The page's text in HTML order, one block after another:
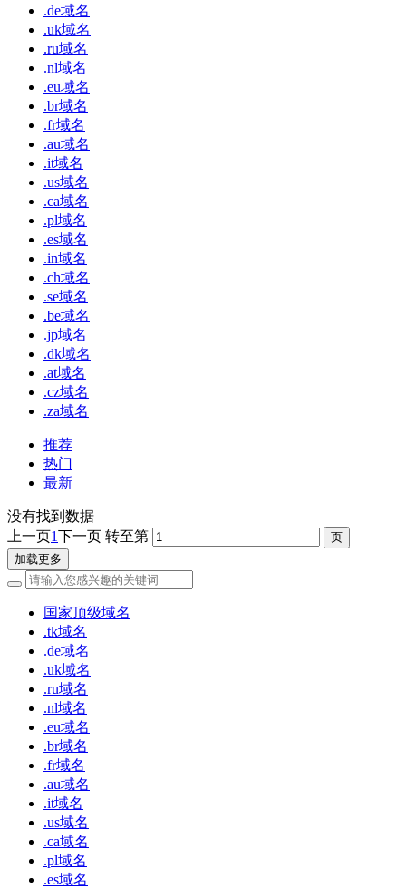
.de域名
.uk域名
.ru域名
.nl域名
.eu域名
.br域名
.fr域名
.au域名
.it域名
.us域名
.ca域名
.pl域名
.es域名
.in域名
.ch域名
.se域名
.be域名
.jp域名
.dk域名
.at域名
.cz域名
.za域名
推荐
热门
最新
没有找到数据
上一页1下一页 转至第
加载更多
国家顶级域名
.tk域名
.de域名
.uk域名
.ru域名
.nl域名
.eu域名
.br域名
.fr域名
.au域名
.it域名
.us域名
.ca域名
.pl域名
.es域名